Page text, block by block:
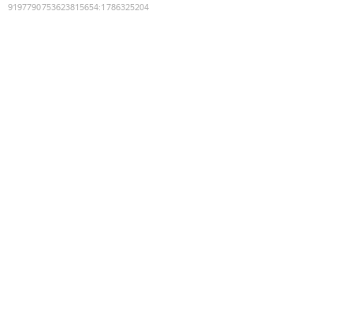
9197790753623815654:1786325204